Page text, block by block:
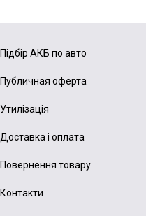
Підбір АКБ по авто
Публичная оферта
Утилізація
Доставка і оплата
Повернення товару
Контакти